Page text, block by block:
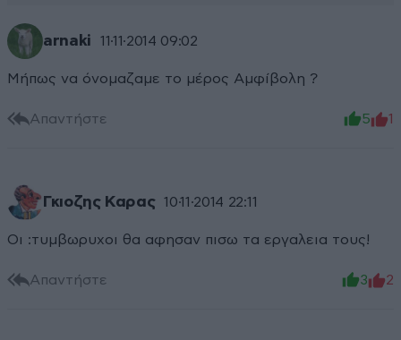
arnaki 11·11·2014 09:02
Μήπως να όνομαζαμε το μέρος Αμφίβολη ?
Απαντήστε 5 1
Γκιοζης Καρας 10·11·2014 22:11
Οι :τυμβωρυχοι θα αφησαν πισω τα εργαλεια τους!
Απαντήστε 3 2